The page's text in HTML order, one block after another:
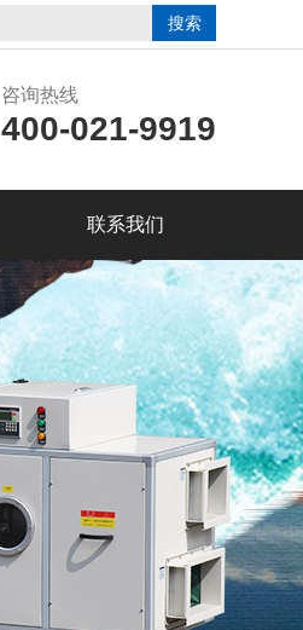
咨询热线
400-021-9919
联系我们